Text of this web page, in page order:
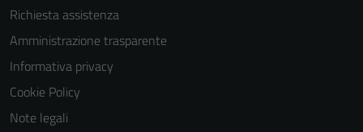
Richiesta assistenza
Amministrazione trasparente
Informativa privacy
Cookie Policy
Note legali